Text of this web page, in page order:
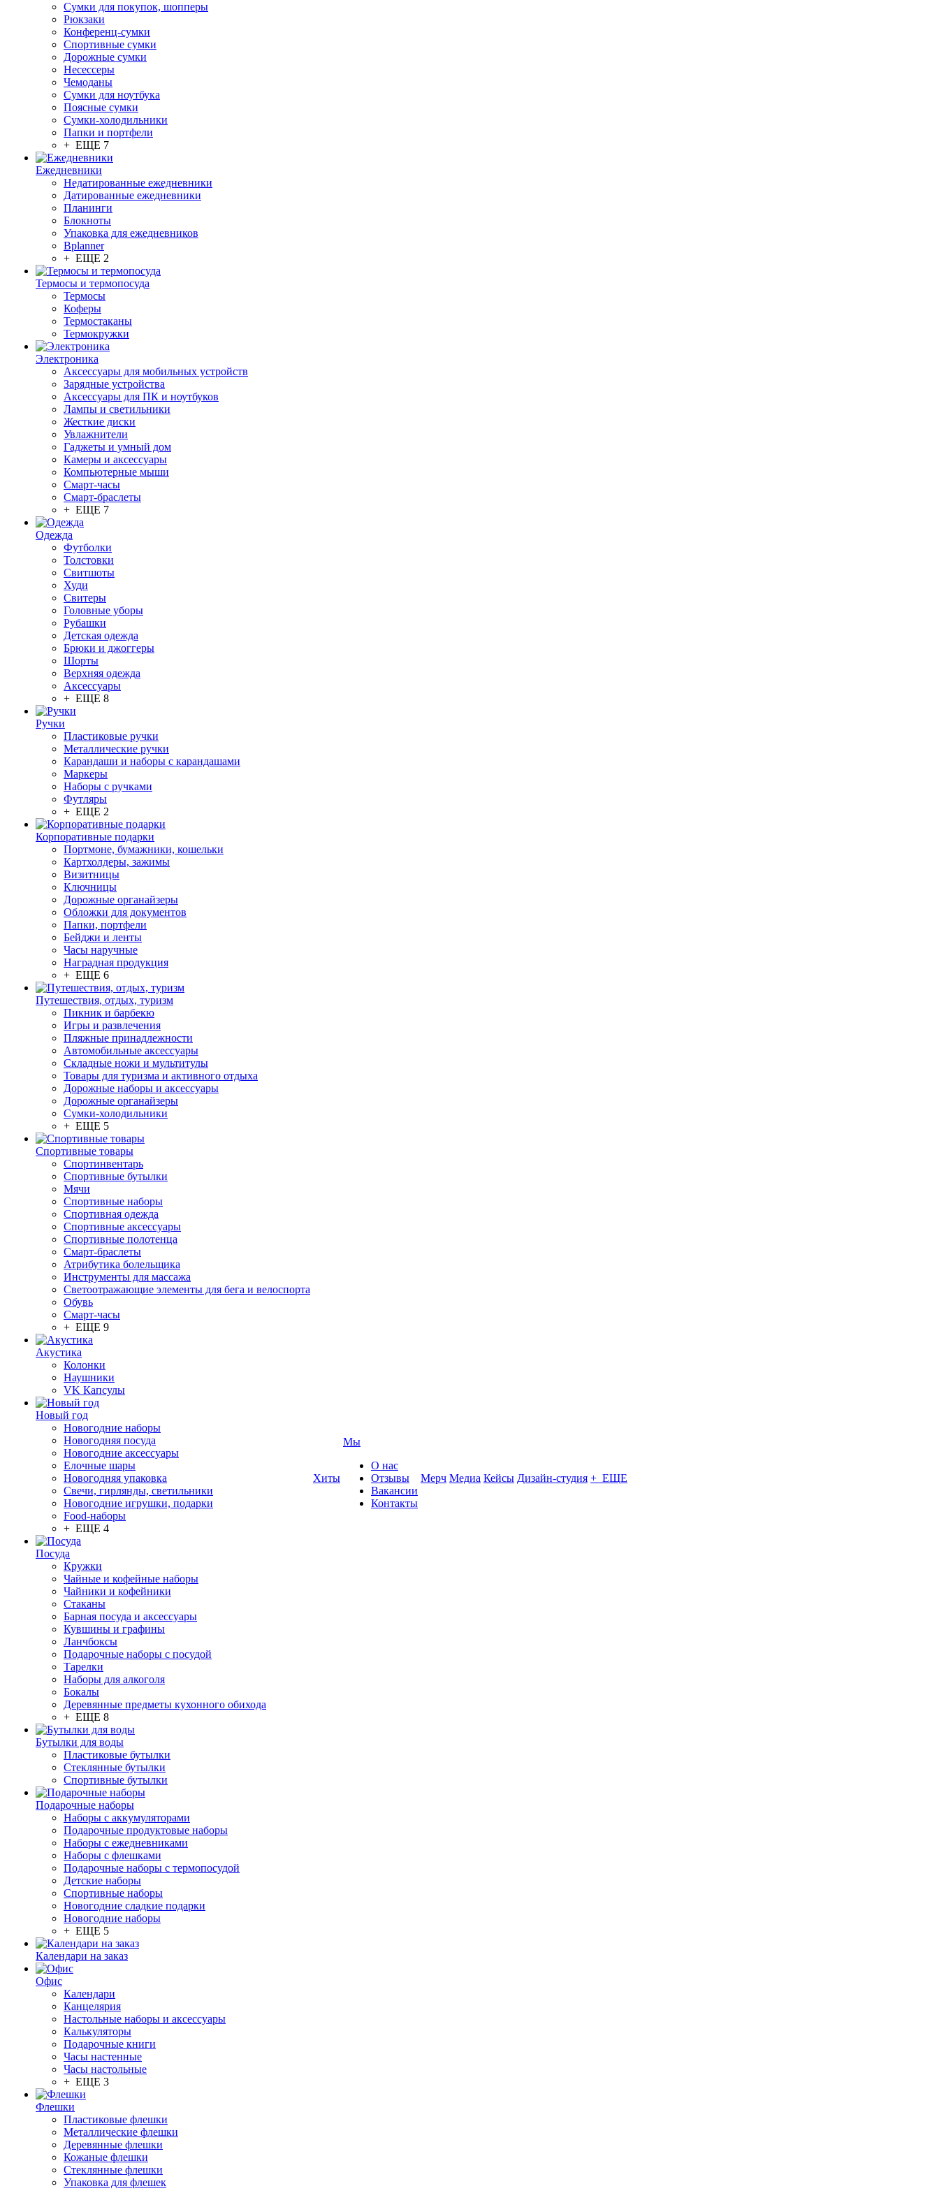
Сумки для покупок, шопперы
Рюкзаки
Конференц-сумки
Спортивные сумки
Дорожные сумки
Несессеры
Чемоданы
Сумки для ноутбука
Поясные сумки
Сумки-холодильники
Папки и портфели
+ ЕЩЕ 7
Ежедневники
Недатированные ежедневники
Датированные ежедневники
Планинги
Блокноты
Упаковка для ежедневников
Bplanner
+ ЕЩЕ 2
Термосы и термопосуда
Термосы
Коферы
Термостаканы
Термокружки
Электроника
Аксессуары для мобильных устройств
Зарядные устройства
Аксессуары для ПК и ноутбуков
Лампы и светильники
Жесткие диски
Увлажнители
Гаджеты и умный дом
Камеры и аксессуары
Компьютерные мыши
Смарт-часы
Смарт-браслеты
+ ЕЩЕ 7
Одежда
Футболки
Толстовки
Свитшоты
Худи
Свитеры
Головные уборы
Рубашки
Детская одежда
Брюки и джоггеры
Шорты
Верхняя одежда
Аксессуары
+ ЕЩЕ 8
Ручки
Пластиковые ручки
Металлические ручки
Карандаши и наборы с карандашами
Маркеры
Наборы с ручками
Футляры
+ ЕЩЕ 2
Корпоративные подарки
Портмоне, бумажники, кошельки
Картхолдеры, зажимы
Визитницы
Ключницы
Дорожные органайзеры
Обложки для документов
Папки, портфели
Бейджи и ленты
Часы наручные
Наградная продукция
+ ЕЩЕ 6
Путешествия, отдых, туризм
Пикник и барбекю
Игры и развлечения
Пляжные принадлежности
Автомобильные аксессуары
Складные ножи и мультитулы
Товары для туризма и активного отдыха
Дорожные наборы и аксессуары
Дорожные органайзеры
Сумки-холодильники
+ ЕЩЕ 5
Спортивные товары
Спортинвентарь
Спортивные бутылки
Мячи
Спортивные наборы
Спортивная одежда
Спортивные аксессуары
Спортивные полотенца
Смарт-браслеты
Атрибутика болельщика
Инструменты для массажа
Светоотражающие элементы для бега и велоспорта
Обувь
Смарт-часы
+ ЕЩЕ 9
Акустика
Колонки
Наушники
VK Капсулы
Новый год
Новогодние наборы
Новогодняя посуда
Новогодние аксессуары
Елочные шары
Новогодняя упаковка
Свечи, гирлянды, светильники
Новогодние игрушки, подарки
Food-наборы
+ ЕЩЕ 4
Посуда
Кружки
Чайные и кофейные наборы
Чайники и кофейники
Стаканы
Барная посуда и аксессуары
Кувшины и графины
Ланчбоксы
Подарочные наборы с посудой
Тарелки
Наборы для алкоголя
Бокалы
Деревянные предметы кухонного обихода
+ ЕЩЕ 8
Бутылки для воды
Пластиковые бутылки
Стеклянные бутылки
Спортивные бутылки
Подарочные наборы
Наборы с аккумуляторами
Подарочные продуктовые наборы
Наборы с ежедневниками
Наборы с флешками
Подарочные наборы с термопосудой
Детские наборы
Спортивные наборы
Новогодние сладкие подарки
Новогодние наборы
+ ЕЩЕ 5
Календари на заказ
Офис
Календари
Канцелярия
Настольные наборы и аксессуары
Калькуляторы
Подарочные книги
Часы настенные
Часы настольные
+ ЕЩЕ 3
Флешки
Пластиковые флешки
Металлические флешки
Деревянные флешки
Кожаные флешки
Стеклянные флешки
Упаковка для флешек
Хиты
Мы
О нас
Отзывы
Вакансии
Контакты
Мерч Медиа Кейсы Дизайн-студия + ЕЩЕ